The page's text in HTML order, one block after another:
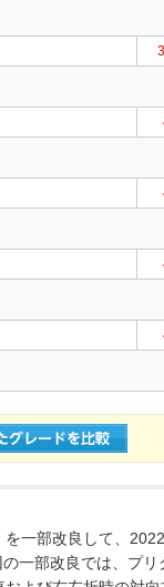
を一部改良して、
一部改良では、プ